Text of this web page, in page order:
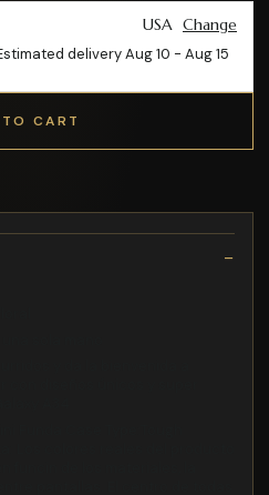
USA Change
deliveryAug 10 - Aug 15
CART